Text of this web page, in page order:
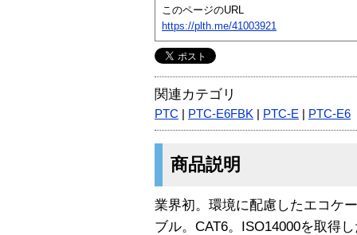
このページのURL
https://plth.me/41003921
関連カテゴリ
PTC PTC-E6FBK PTC-E PTC-E6
商品説明
業界初。環境に配慮したエコケ
ブル。CAT6。ISO14000を取得